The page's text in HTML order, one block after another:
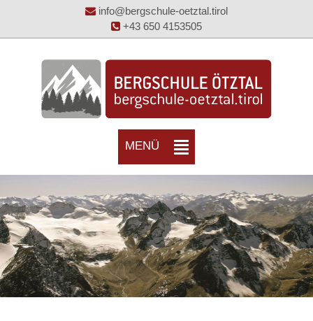
info@bergschule-oetztal.tirol
+43 650 4153505
MENÜ